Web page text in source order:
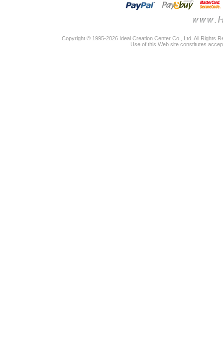
Copyright © 1995-2026 Ideal Creation Center Co., Ltd. All Rights
Use of this Web site constitutes